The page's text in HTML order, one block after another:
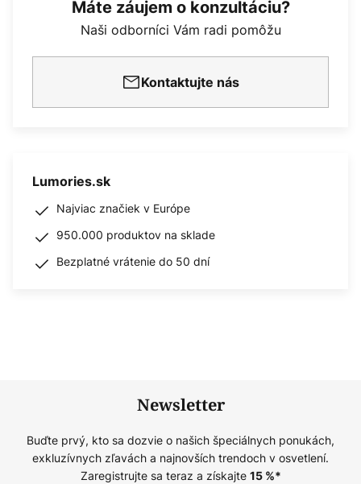
Máte záujem o konzultáciu?
Naši odborníci Vám radi pomôžu
Kontaktujte nás
Lumories.sk
Najviac značiek v Európe
950.000 produktov na sklade
Bezplatné vrátenie do 50 dní
Newsletter
Buďte prvý, kto sa dozvie o našich špeciálnych ponukách,
exkluzívnych zľavách a najnovších trendoch v osvetlení.
Zaregistrujte sa teraz a získajte 15%*